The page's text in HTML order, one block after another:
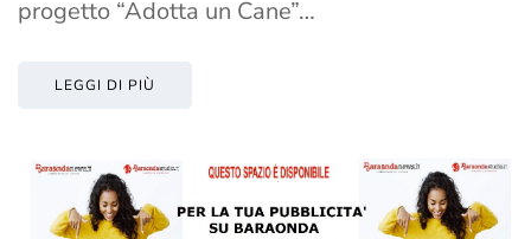
progetto “Adotta un Cane”…
LEGGI DI PIÙ